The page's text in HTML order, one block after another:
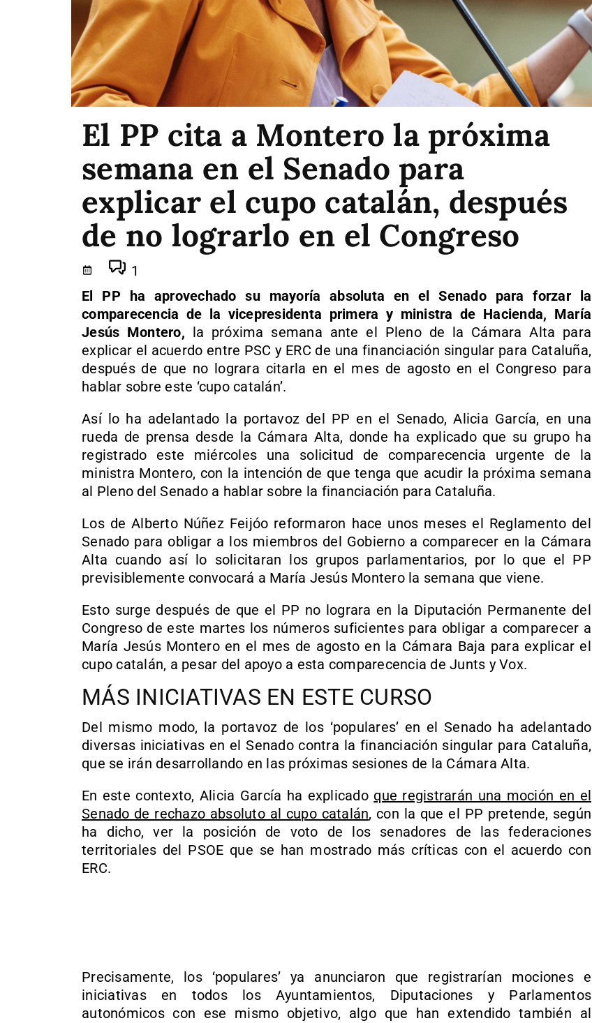
El PP cita a Montero la próxima
semana en el Senado para
explicar el cupo catalán, después
de no lograrlo en el Congreso
1
El PP ha aprovechado su mayoría absoluta en el Senado para forzar la
comparecencia de la vicepresidenta primera y ministra de Hacienda, María
Jesús Montero, la próxima semana ante el Pleno de la Cámara Alta para
explicar el acuerdo entre PSC y ERC de una financiación singular para Cataluña,
después de que no lograra citarla en el mes de agosto en el Congreso para
hablar sobre este ‘cupo catalán’.
Así lo ha adelantado la portavoz del PP en el Senado, Alicia García, en una
rueda de prensa desde la Cámara Alta, donde ha explicado que su grupo ha
registrado este miércoles una solicitud de comparecencia urgente de la
ministra Montero, con la intención de que tenga que acudir la próxima semana
al Pleno del Senado a hablar sobre la financiación para Cataluña.
Los de Alberto Núñez Feijóo reformaron hace unos meses el Reglamento del
Senado para obligar a los miembros del Gobierno a comparecer en la Cámara
Alta cuando así lo solicitaran los grupos parlamentarios, por lo que el PP
previsiblemente convocará a María Jesús Montero la semana que viene.
Esto surge después de que el PP no lograra en la Diputación Permanente del
Congreso de este martes los números suficientes para obligar a comparecer a
María Jesús Montero en el mes de agosto en la Cámara Baja para explicar el
cupo catalán, a pesar del apoyo a esta comparecencia de Junts y Vox.
MÁS INICIATIVAS EN ESTE CURSO
Del mismo modo, la portavoz de los ‘populares’ en el Senado ha adelantado
diversas iniciativas en el Senado contra la financiación singular para Cataluña,
que se irán desarrollando en las próximas sesiones de la Cámara Alta.
En este contexto, Alicia García ha explicado que registrarán una moción en el
Senado de rechazo absoluto al cupo catalán, con la que el PP pretende, según
ha dicho, ver la posición de voto de los senadores de las federaciones
territoriales del PSOE que se han mostrado más críticas con el acuerdo con
ERC.
Precisamente, los ‘populares’ ya anunciaron que registrarían mociones e
iniciativas en todos los Ayuntamientos, Diputaciones y Parlamentos
autonómicos con ese mismo objetivo, algo que han extendido también al